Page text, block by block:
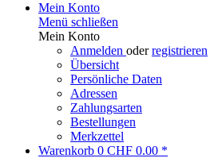
Mein Konto
Menü schließen
Mein Konto
Anmelden oderregistrieren
Übersicht
Persönliche Daten
Adressen
Zahlungsarten
Bestellungen
Merkzettel
Warenkorb 0 CHF 0.00 *